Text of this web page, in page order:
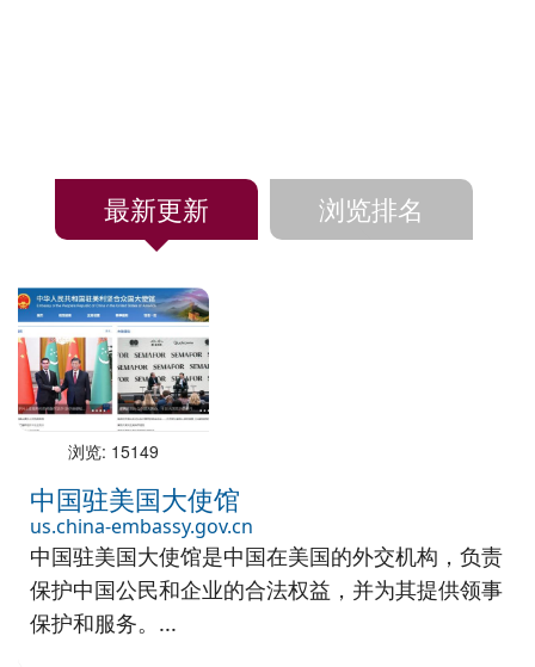
最新更新 浏览排名
浏览: 15149
中国驻美国大使馆
us.china-embassy.gov.cn
中国驻美国大使馆是中国在美国的外交机构，负责
保护中国公民和企业的合法权益，并为其提供领事
保护和服务。...